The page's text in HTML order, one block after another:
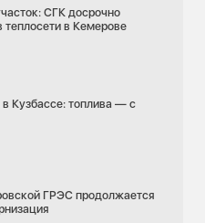
СГК досрочно
в Кемерове
Кузбассе: топлива — с
ГРЭС продолжается